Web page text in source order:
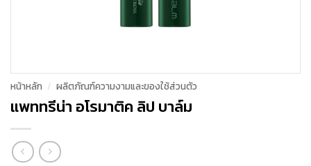
หน้าหลัก / ผลิตภัณฑ์ความงามและของใช้ส่วนตัว
แพททรีน่า อโรมาติค ลิป บาล์ม